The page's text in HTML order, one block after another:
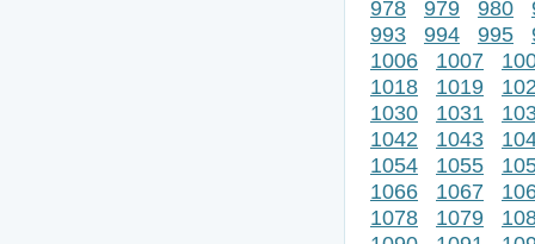
978
979 980
993
994 995
1006
1007
1018
1019
1030
1031
1042
1043
1054
1055
1066
1067
1078
1079